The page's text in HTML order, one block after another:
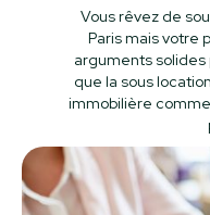
Vous rêvez de
Paris mais votre
arguments solides
que la sous
immobilière